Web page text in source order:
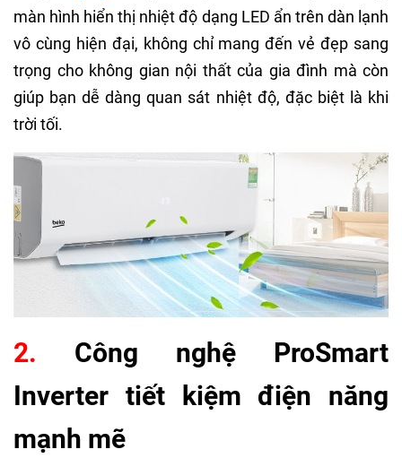
màn hình hiển thị nhiệt độ dạng LED ẩn trên dàn lạnh
vô cùng hiện đại, không chỉ mang đến vẻ đẹp sang
trọng cho không gian nội thất của gia đình mà còn
giúp bạn dễ dàng quan sát nhiệt độ, đặc biệt là khi
trời tối.
2. Công nghệ ProSmart
Inverter tiết kiệm điện năng
mạnh mẽ